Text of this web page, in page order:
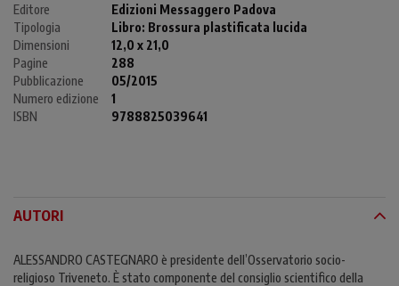
Editore
Edizioni Messaggero Padova
Tipologia
Libro: Brossura plastificata lucida
Dimensioni
12,0 x 21,0
Pagine
288
Pubblicazione
05/2015
Numero edizione
1
ISBN
9788825039641
AUTORI
ALESSANDRO CASTEGNARO è presidente dell’Osservatorio socio-
religioso Triveneto. È stato componente del consiglio scientifico della